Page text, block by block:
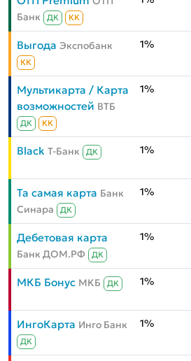
Банк
ДК КК
Выгода Экспобанк
КК
1%
Мультикарта / Карта
возможностей ВТБ
ДК КК
1%
Black Т-Банк ДК 1%
Та самая карта Банк
Синара
ДК
1%
Дебетовая карта
Банк ДОМ.РФ ДК
1%
МКБ Бонус МКБ ДК 1%
ИнгоКарта Инго Банк
ДК
1%